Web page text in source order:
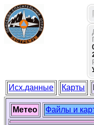
Исх.данные Карты
Метео Файлы и